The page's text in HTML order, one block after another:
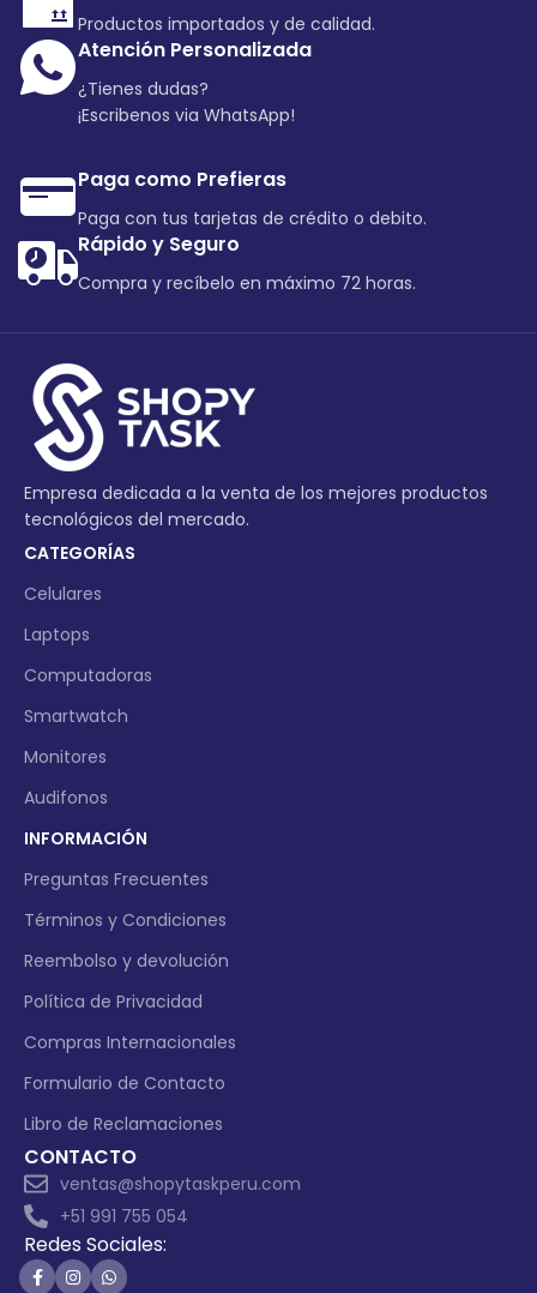
Productos importados y de calidad.
Atención Personalizada
¿Tienes dudas?
¡Escribenos via WhatsApp!
Paga como Prefieras
Paga con tus tarjetas de crédito o debito.
Rápido y Seguro
Compra y recíbelo en máximo 72 horas.
Empresa dedicada a la venta de los mejores productos
tecnológicos del mercado.
CATEGORÍAS
Celulares
Laptops
Computadoras
Smartwatch
Monitores
Audifonos
INFORMACIÓN
Preguntas Frecuentes
Términos y Condiciones
Reembolso y devolución
Política de Privacidad
Compras Internacionales
Formulario de Contacto
Libro de Reclamaciones
CONTACTO
ventas@shopytaskperu.com
+51 991 755 054
Redes Sociales: